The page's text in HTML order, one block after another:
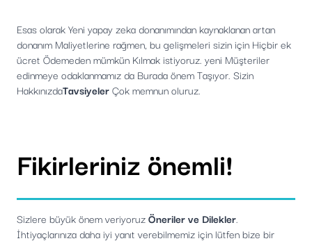
Esas olarak Yeni yapay zeka donanımından kaynaklanan artan
donanım Maliyetlerine rağmen, bu gelişmeleri sizin için Hiçbir ek
ücret Ödemeden mümkün Kılmak istiyoruz. yeni Müşteriler
edinmeye odaklanmamız da Burada önem Taşıyor. Sizin
HakkınızdaTavsiyelerÇok memnun oluruz.
Fikirleriniz önemli!
Sizlere büyük önem veriyoruzÖneriler ve Dilekler.
İhtiyaçlarınıza daha iyi yanıt verebilmemiz için lütfen bize bir